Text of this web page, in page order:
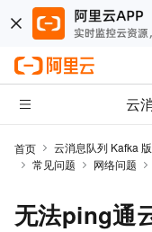
云
首页 云消息队列 Kafka 版
常见问题
网络问题
无法ping通